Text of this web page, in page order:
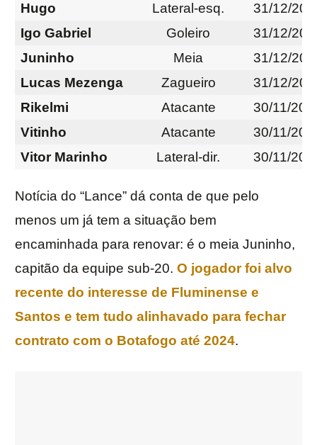
Hugo
Lateral-esq.
31/12/
Igo Gabriel
Goleiro
31/12/
Juninho
Meia
31/12/
Lucas Mezenga
Zagueiro
31/12/
Rikelmi
Atacante
30/11/
Vitinho
Atacante
30/11/
Vitor Marinho
Lateral-dir. 30/11/
Notícia do “Lance” dá conta de que pelo
menos um já tem a situação bem
encaminhada para renovar: é o meia Juninho,
capitão da equipe sub-20. O jogador foi alvo
recente do interesse de Fluminense e
Santos e tem tudo alinhavado para fechar
contrato com o Botafogo até 2024.